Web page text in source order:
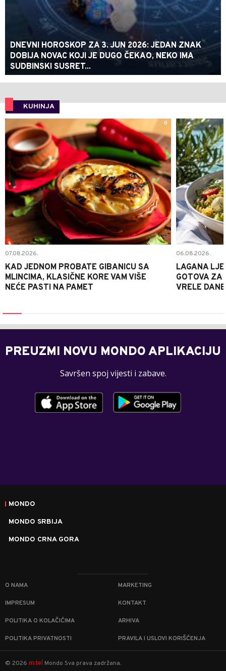
DNEVNI HOROSKOP ZA 3. JUN 2026: JEDAN ZNAK
DOBIJA NOVAC KOJI JE DUGO ČEKAO, NEKO IMA
SUDBINSKI SUSRET...
KUHINJA
0
07.08.2026.
KAD JEDNOM PROBATE GIBANICU SA
MLINCIMA, KLASIČNE KORE VAM VIŠE
NEĆE PASTI NA PAMET
06.08.2026.
LAGANA
GOTOVA ZA
VRELE DANE
PREUZMI NOVU MONDO APLIKACIJU
Savršen spoj vijesti i zabave.
MONDO
MONDO SRBIJA
MONDO CRNA GORA
O NAMA MARKETING
IMPRESUM KONTAKT
POLITIKA O KOLAČIĆIMA ARHIVA
POLITIKA PRIVATNOSTI PRAVILA I USLOVI KORIŠĆENJA
© 2026 m:tel Mondo Sva prava zadržana.